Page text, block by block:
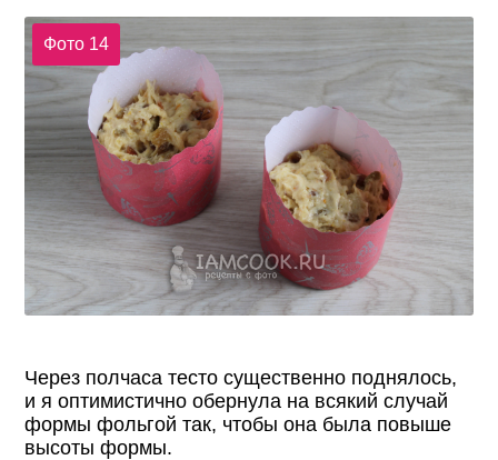
Фото 14
Через полчаса тесто существенно поднялось,
и я оптимистично обернула на всякий случай
формы фольгой так, чтобы она была повыше
высоты формы.